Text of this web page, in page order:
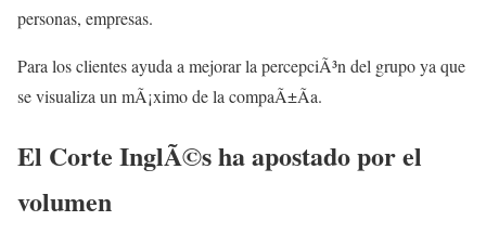
personas, empresas.
Para los clientes ayuda a mejorar la percepciÃ³n del grupo ya que
se visualiza un mÃ¡ximo de la compaÃ±Ã­a.
El Corte InglÃ©s ha apostado por el
volumen